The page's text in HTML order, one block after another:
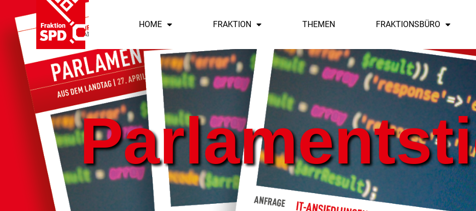
HOME FRAKTION THEMEN FRAKTIONSBÜRO